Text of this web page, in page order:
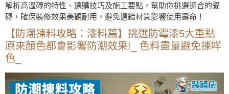
解析高溫磚的特性、選購技巧及施工要點，幫助你挑選適合的瓷
磚，確保裝修效果美觀耐用，避免選錯材質影響使用壽命！
【防潮揀料攻略：漆料篇】挑選防霉漆5大重點
原來顏色都會影響防潮效果!_ 色料盡量避免揀咩
色_